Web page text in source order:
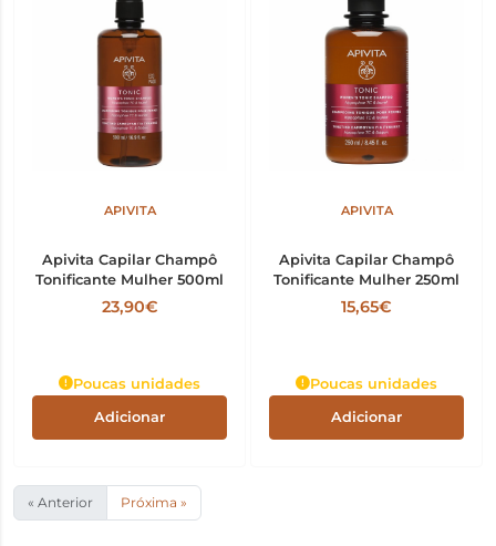
APIVITA
Apivita Capilar Champô
Tonificante Mulher 500ml
23,90€
Poucas unidades
Adicionar
APIVITA
Apivita Capilar Champô
Tonificante Mulher 250ml
15,65€
Poucas unidades
Adicionar
« Anterior Próxima »